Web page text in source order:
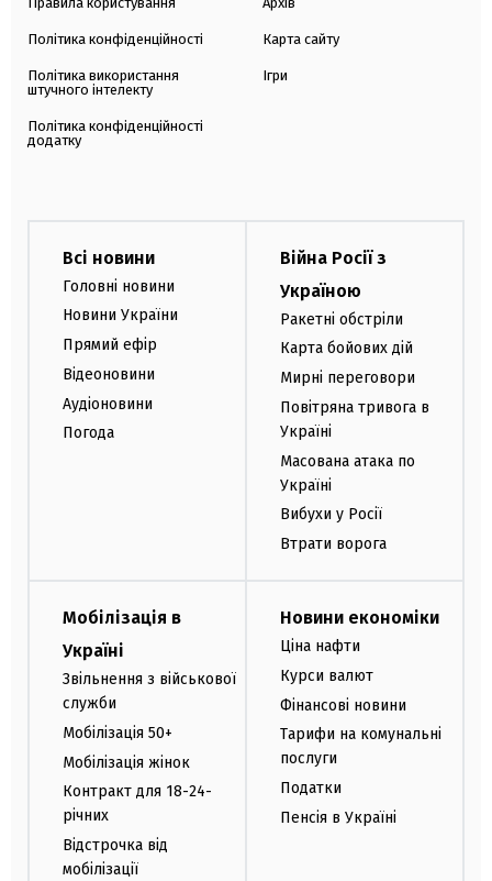
Політика конфіденційності
Політика використання
штучного інтелекту
Політика конфіденційності
додатку
Карта сайту
Ігри
Всі новини
Головні новини
Новини України
Прямий ефір
Відеоновини
Аудіоновини
Погода
Війна Росії з
Україною
Ракетні обстріли
Карта бойових дій
Мирні переговори
Повітряна тривога в
Україні
Масована атака по
Україні
Вибухи у Росії
Втрати ворога
Мобілізація в
Україні
Звільнення з військової
служби
Мобілізація 50+
Мобілізація жінок
Контракт для 18-24-
річних
Відстрочка від
мобілізації
Новини економіки
Ціна нафти
Курси валют
Фінансові новини
Тарифи на комунальні
послуги
Податки
Пенсія в Україні